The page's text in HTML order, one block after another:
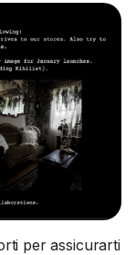
per assicurarti